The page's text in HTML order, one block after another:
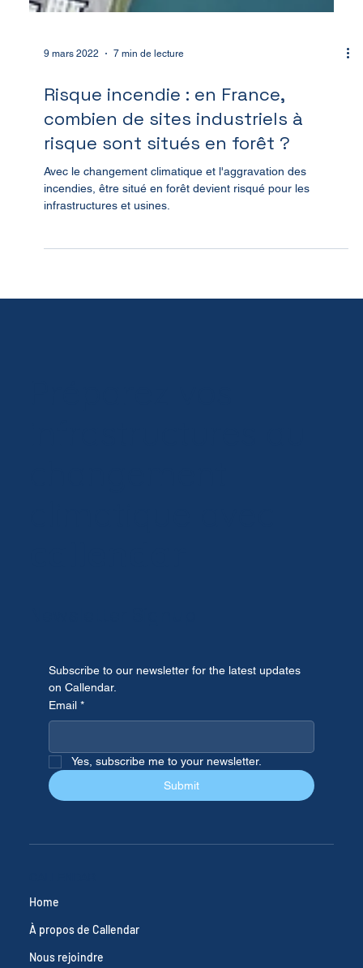
Risque incendie : en France,
combien de sites industriels à
risque sont situés en forêt ?
Avec le changement climatique et l'aggravation des
incendies, être situé en forêt devient risqué pour les
Subscribe to our newsletter for the latest updates
on Callendar.
Yes, subscribe me to your newsletter.
CALLENDAR
Home
À propos de Callendar